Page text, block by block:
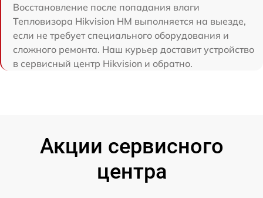
Восстановление после попадания влаги
Тепловизора Hikvision HM выполняется на выезде,
если не требует специального оборудования и
сложного ремонта. Наш курьер доставит устройство
в сервисный центр Hikvision и обратно.
Акции сервисного
центра